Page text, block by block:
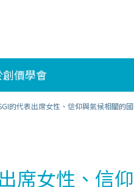
創價學會
的代表出席女性、信仰與氣候相關的
席女性、信